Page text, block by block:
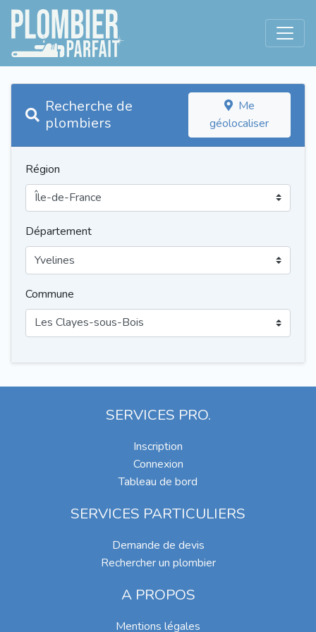
Recherche de
plombiers
Me
géolocaliser
Région
Département
Commune
SERVICES PRO.
Inscription
Connexion
Tableau de bord
SERVICES PARTICULIERS
Demande de devis
Rechercher un plombier
A PROPOS
Mentions légales